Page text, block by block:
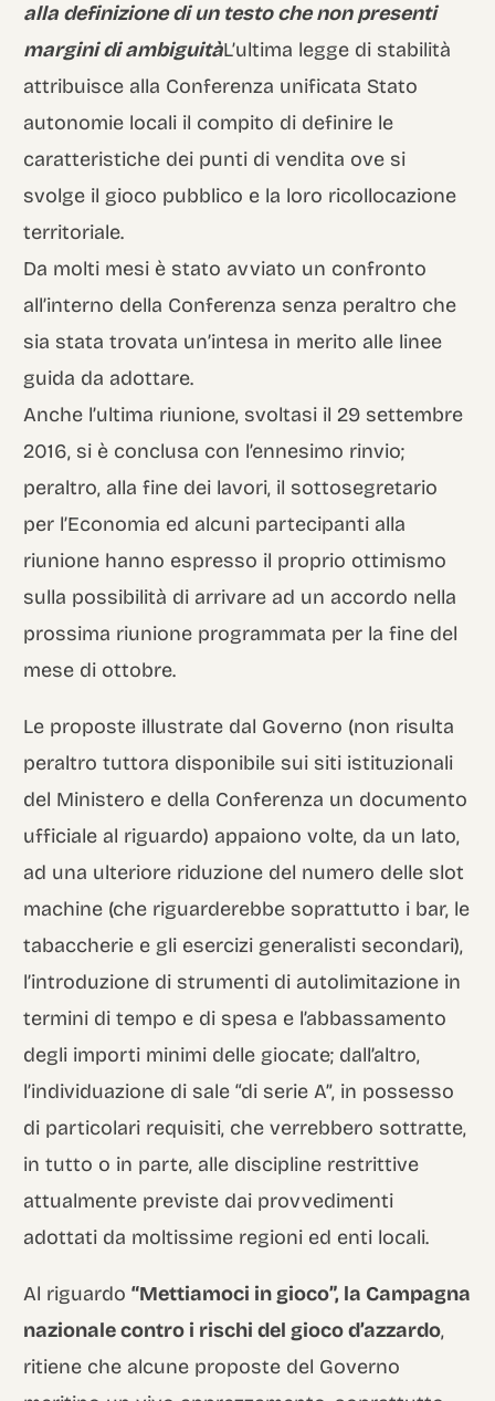
alla definizione di un testo che non presenti
margini di ambiguitàL’ultima legge di stabilità
attribuisce alla Conferenza unificata Stato
autonomie locali il compito di definire le
caratteristiche dei punti di vendita ove si
svolge il gioco pubblico e la loro ricollocazione
territoriale.
Da molti mesi è stato avviato un confronto
all’interno della Conferenza senza peraltro che
sia stata trovata un’intesa in merito alle linee
guida da adottare.
Anche l’ultima riunione, svoltasi il 29 settembre
2016, si è conclusa con l’ennesimo rinvio;
peraltro, alla fine dei lavori, il sottosegretario
per l’Economia ed alcuni partecipanti alla
riunione hanno espresso il proprio ottimismo
sulla possibilità di arrivare ad un accordo nella
prossima riunione programmata per la fine del
mese di ottobre.
Le proposte illustrate dal Governo (non risulta
peraltro tuttora disponibile sui siti istituzionali
del Ministero e della Conferenza un documento
ufficiale al riguardo) appaiono volte, da un lato,
ad una ulteriore riduzione del numero delle slot
machine (che riguarderebbe soprattutto i bar, le
tabaccherie e gli esercizi generalisti secondari),
l’introduzione di strumenti di autolimitazione in
termini di tempo e di spesa e l’abbassamento
degli importi minimi delle giocate; dall’altro,
l’individuazione di sale “di serie A”, in possesso
di particolari requisiti, che verrebbero sottratte,
in tutto o in parte, alle discipline restrittive
attualmente previste dai provvedimenti
adottati da moltissime regioni ed enti locali.
Al riguardo“Mettiamoci in gioco”, la Campagna
nazionale contro i rischi del gioco d’azzardo,
ritiene che alcune proposte del Governo